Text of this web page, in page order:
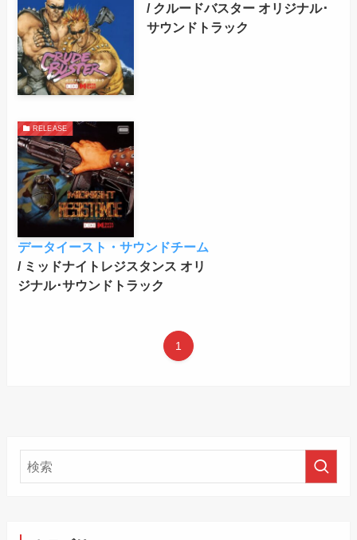
/ クルードバスター オリジナル･
サウンドトラック
RELEASE
データイースト・サウンドチーム
/ ミッドナイトレジスタンス オリ
ジナル･サウンドトラック
1